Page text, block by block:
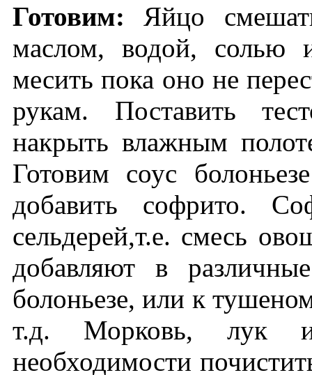
Готовим: Яйцо
маслом, водой, солью
месить пока оно не
рукам. Поставить
накрыть влажным
Готовим соус
добавить софрито.
сельдерей,т.е. смесь
добавляют в
болоньезе, или к
т.д. Морковь, лук
необходимости